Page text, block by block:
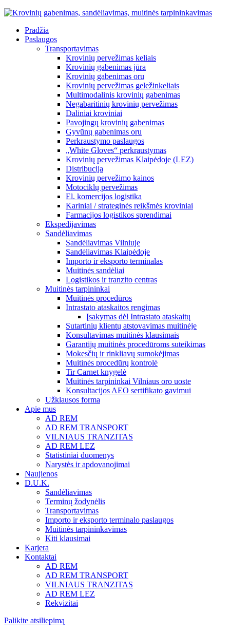
Pradžia
Paslaugos
Transportavimas
Krovinių pervežimas keliais
Krovinių gabenimas jūra
Krovinių gabenimas oru
Krovinių pervežimas geležinkeliais
Multimodalinis krovinių gabenimas
Negabaritinių krovinių pervežimas
Daliniai kroviniai
Pavojingų krovinių gabenimas
Gyvūnų gabenimas oru
Perkraustymo paslaugos
„White Gloves“ perkraustymas
Krovinių pervežimas Klaipėdoje (LEZ)
Distribucija
Krovinių pervežimo kainos
Motociklų pervežimas
El. komercijos logistika
Kariniai / strateginės reikšmės kroviniai
Farmacijos logistikos sprendimai
Ekspedijavimas
Sandėliavimas
Sandėliavimas Vilniuje
Sandėliavimas Klaipėdoje
Importo ir eksporto terminalas
Muitinės sandėliai
Logistikos ir tranzito centras
Muitinės tarpininkai
Muitinės procedūros
Intrastato ataskaitos rengimas
Įsakymas dėl Intrastato ataskaitų
Sutartinių klientų atstovavimas muitinėje
Konsultavimas muitinės klausimais
Garantijų muitinės procedūroms suteikimas
Mokesčių ir rinkliavų sumokėjimas
Muitinės procedūrų kontrolė
Tir Carnet knygelė
Muitinės tarpininkai Vilniaus oro uoste
Konsultacijos AEO sertifikato gavimui
Užklausos forma
Apie mus
AD REM
AD REM TRANSPORT
VILNIAUS TRANZITAS
AD REM LEZ
Statistiniai duomenys
Narystės ir apdovanojimai
Naujienos
D.U.K.
Sandėliavimas
Terminų žodynėlis
Transportavimas
Importo ir eksporto terminalo paslaugos
Muitinės tarpininkavimas
Kiti klausimai
Karjera
Kontaktai
AD REM
AD REM TRANSPORT
VILNIAUS TRANZITAS
AD REM LEZ
Rekvizitai
Palikite atsiliepimą